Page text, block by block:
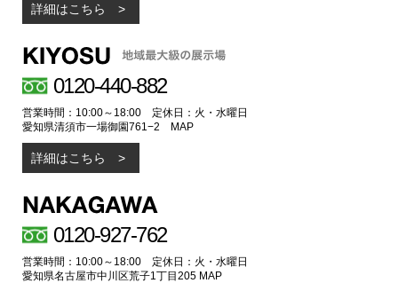
詳細はこちら
0120-440-882
営業時間：10:00～18:00 定休日：火・水曜日
愛知県清須市一場御園761−2
MAP
詳細はこちら
0120-927-762
営業時間：10:00～18:00 定休日：火・水曜日
愛知県名古屋市中川区荒子1丁目205 MAP